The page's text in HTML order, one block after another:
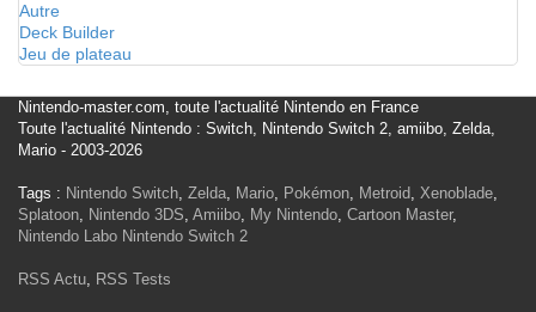
Autre
Deck Builder
Jeu de plateau
Nintendo-master.com, toute l'actualité Nintendo en France
Toute l'actualité Nintendo : Switch, Nintendo Switch 2, amiibo, Zelda,
Mario - 2003-2026
Tags : Nintendo Switch, Zelda, Mario, Pokémon, Metroid, Xenoblade,
Splatoon, Nintendo 3DS, Amiibo, My Nintendo, Cartoon Master,
Nintendo Labo Nintendo Switch 2
RSS Actu, RSS Tests